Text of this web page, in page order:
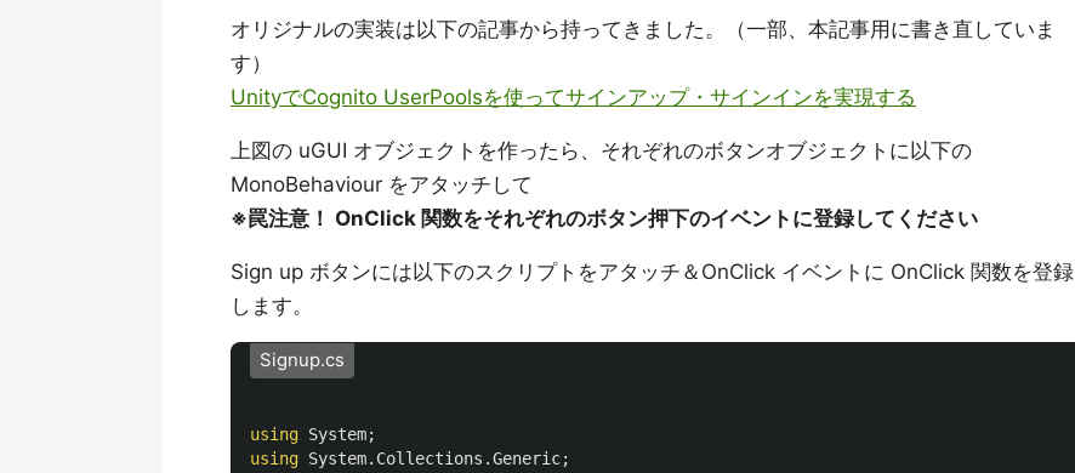
オリジナルの実装は以下の記事から持ってきました。（一部、本記事用に書き直していま
す）
UnityでCognito UserPoolsを使ってサインアップ・サインインを実現する
上図の uGUI オブジェクトを作ったら、それぞれのボタンオブジェクトに以下の
MonoBehaviour をアタッチして
※罠注意！ OnClick 関数をそれぞれのボタン押下のイベントに登録してください
Sign up ボタンには以下のスクリプトをアタッチ＆OnClick イベントに OnClick 関数を登録
します。
Signup.cs
using System;
using System.Collections.Generic;